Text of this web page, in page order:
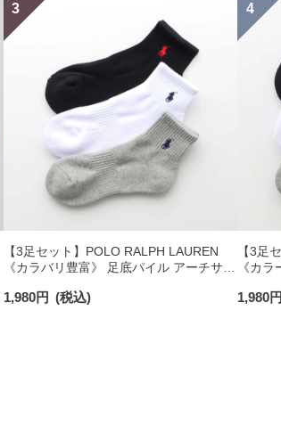
【3足セット】POLO RALPH LAUREN
《カラバリ豊富》 足底パイル アーチサポ
クス レディース 93246604
1,980円 (税込)
【3足
《カ
クス レ
1,980円